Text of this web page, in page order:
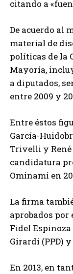
citando a
De acuerdo al
material de
políticas de la
Mayoría,
a diputados,
entre 2009 y
Entre éstos
García-
Trivelli y René
candidatura
Ominami en
La firma
aprobados por
Fidel
Girardi (PPD)
En 2013, en